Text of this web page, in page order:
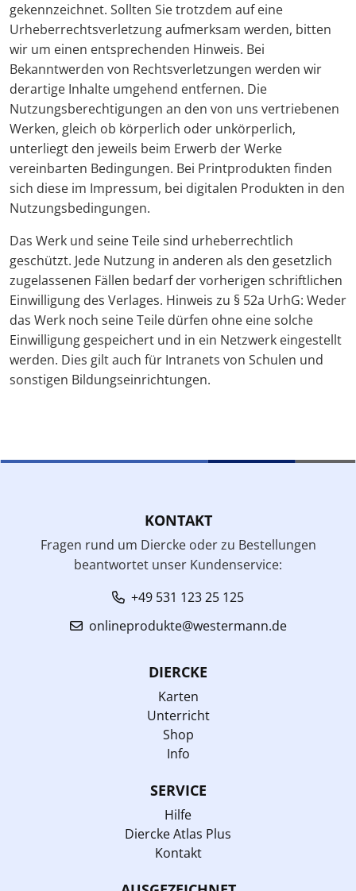
gekennzeichnet. Sollten Sie trotzdem auf eine
Urheberrechtsverletzung aufmerksam werden, bitten
wir um einen entsprechenden Hinweis. Bei
Bekanntwerden von Rechtsverletzungen werden wir
derartige Inhalte umgehend entfernen. Die
Nutzungsberechtigungen an den von uns vertriebenen
Werken, gleich ob körperlich oder unkörperlich,
unterliegt den jeweils beim Erwerb der Werke
vereinbarten Bedingungen. Bei Printprodukten finden
sich diese im Impressum, bei digitalen Produkten in den
Nutzungsbedingungen.
Das Werk und seine Teile sind urheberrechtlich
geschützt. Jede Nutzung in anderen als den gesetzlich
zugelassenen Fällen bedarf der vorherigen schriftlichen
Einwilligung des Verlages. Hinweis zu § 52a UrhG: Weder
das Werk noch seine Teile dürfen ohne eine solche
Einwilligung gespeichert und in ein Netzwerk eingestellt
werden. Dies gilt auch für Intranets von Schulen und
sonstigen Bildungseinrichtungen.
KONTAKT
Fragen rund um Diercke oder zu Bestellungen
beantwortet unser Kundenservice:
+49 531 123 25 125
onlineprodukte@westermann.de
DIERCKE
Karten
Unterricht
Shop
Info
SERVICE
Hilfe
Diercke Atlas Plus
Kontakt